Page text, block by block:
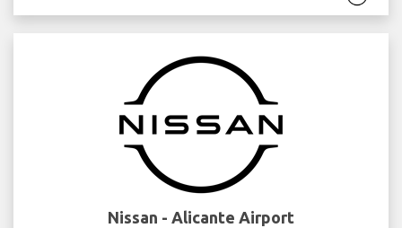
Nissan - Alicante Airport